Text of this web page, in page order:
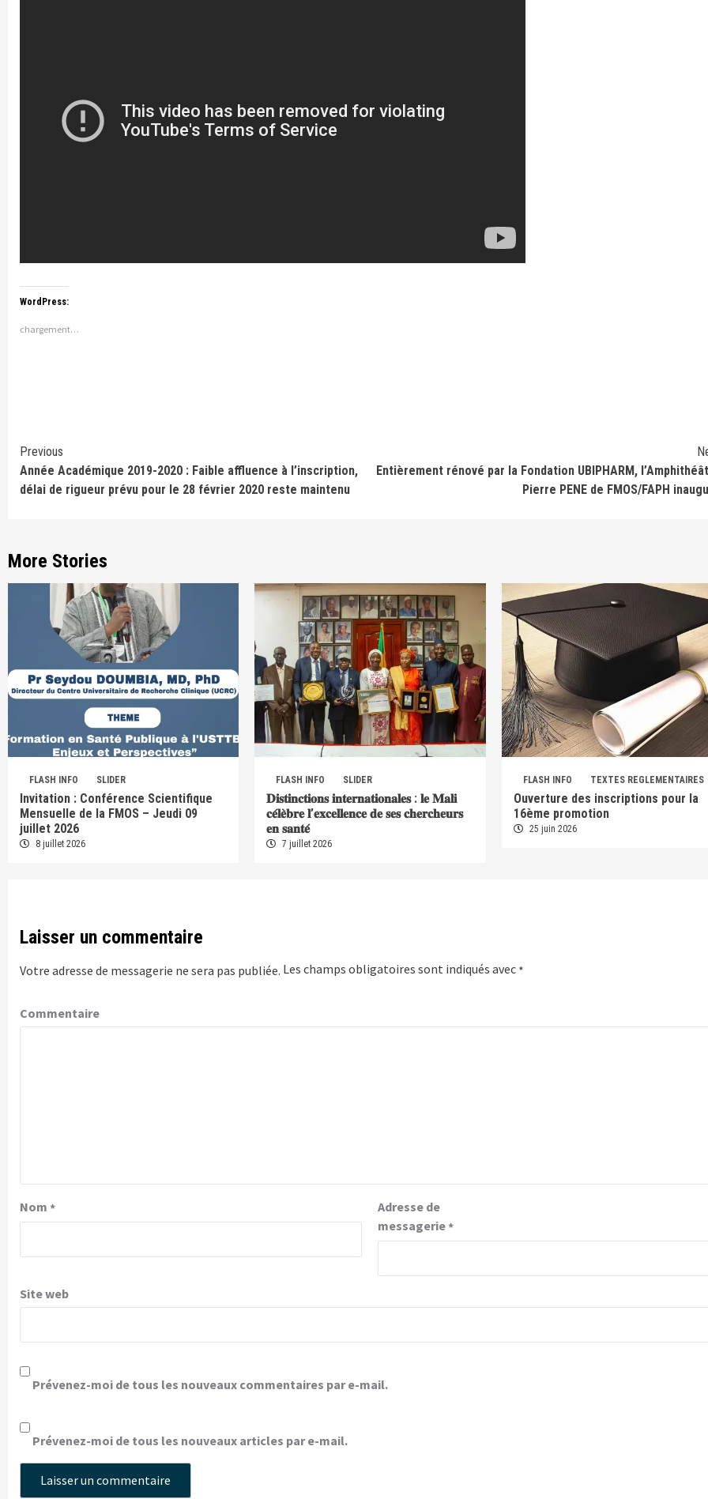
WordPress:
chargement…
Continue
Reading
Previous
Année Académique 2019-2020 : Faible affluence à l’inscription,
délai de rigueur prévu pour le 28 février 2020 reste maintenu
Entièrement rénové par la Fondation UBIPHARM,
Pierre PENE de FMOS/FAPH
More Stories
FLASH INFO SLIDER
Invitation : Conférence Scientifique
Mensuelle de la FMOS – Jeudi 09
juillet 2026
8 juillet 2026
FLASH INFO SLIDER
𝐃𝐢𝐬𝐭𝐢𝐧𝐜𝐭𝐢𝐨𝐧𝐬 𝐢𝐧𝐭𝐞𝐫𝐧𝐚𝐭𝐢𝐨𝐧𝐚𝐥𝐞𝐬 : 𝐥𝐞 𝐌𝐚𝐥𝐢
𝐜𝐞́𝐥𝐞̀𝐛𝐫𝐞 𝐥’𝐞𝐱𝐜𝐞𝐥𝐥𝐞𝐧𝐜𝐞 𝐝𝐞 𝐬𝐞𝐬 𝐜𝐡𝐞𝐫𝐜𝐡𝐞𝐮𝐫𝐬
𝐞𝐧 𝐬𝐚𝐧𝐭𝐞́
7 juillet 2026
FLASH INFO TEXTES REGLEMENTAIRES
Ouverture des inscriptions pour la
16ème promotion
25 juin 2026
Laisser un commentaire
Votre adresse de messagerie ne sera pas publiée. Les champs obligatoires sont indiqués avec *
Commentaire
Nom *
Adresse de
messagerie*
Site web
Prévenez-moi de tous les nouveaux commentaires par e-mail.
Prévenez-moi de tous les nouveaux articles par e-mail.